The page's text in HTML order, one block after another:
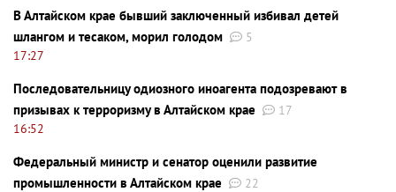
В Алтайском крае бывший заключенный избивал детей
шлангом и тесаком, морил голодом
5
17:27
Последовательницу одиозного иноагента подозревают в
призывах к терроризму в Алтайском крае
17
16:52
Федеральный министр и сенатор оценили развитие
промышленности в Алтайском крае
22